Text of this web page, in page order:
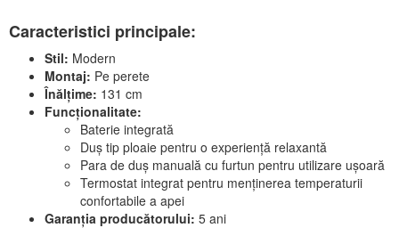
Caracteristici principale:
Stil: Modern
Montaj: Pe perete
Înălțime: 131 cm
Funcționalitate:
Baterie integrată
Duș tip ploaie pentru o experiență relaxantă
Para de duș manuală cu furtun pentru utilizare ușoară
Termostat integrat pentru menținerea temperaturii
confortabile a apei
Garanția producătorului: 5 ani